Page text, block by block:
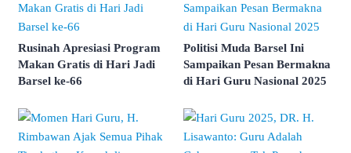
Rusinah Apresiasi Program
Makan Gratis di Hari Jadi
Barsel ke-66
Politisi Muda Barsel Ini
Sampaikan Pesan Bermakna
di Hari Guru Nasional 2025